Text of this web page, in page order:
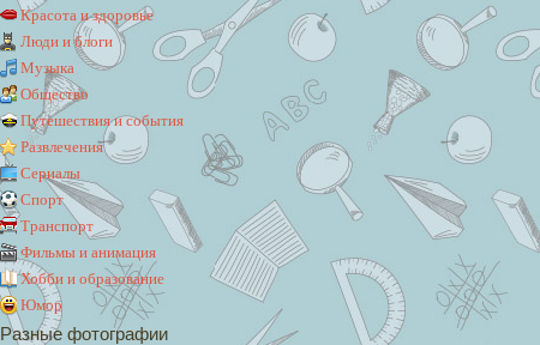
Красота и здоровье
Люди и блоги
Музыка
Общество
Путешествия и события
Развлечения
Сериалы
Спорт
Транспорт
Фильмы и анимация
Хобби и образование
Юмор
Разные фотографии